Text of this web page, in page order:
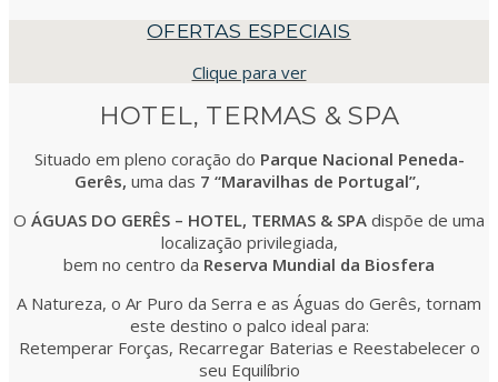
OFERTAS ESPECIAIS
Clique para ver
HOTEL, TERMAS & SPA
Situado em pleno coração do Parque Nacional Peneda-
Gerês, uma das 7 “Maravilhas de Portugal”,
O ÁGUAS DO GERÊS – HOTEL, TERMAS & SPA dispõe de uma
localização privilegiada,
bem no centro da Reserva Mundial da Biosfera
A Natureza, o Ar Puro da Serra e as Águas do Gerês, tornam
este destino o palco ideal para:
Retemperar Forças, Recarregar Baterias e Reestabelecer o
seu Equilíbrio